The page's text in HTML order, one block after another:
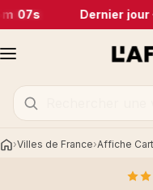
07s Dernier jour
AccueilVilles de France Affiche